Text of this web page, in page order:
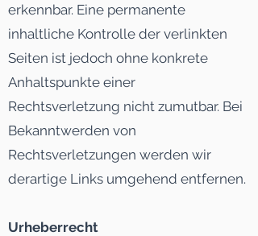
erkennbar. Eine permanente
inhaltliche Kontrolle der verlinkten
Seiten ist jedoch ohne konkrete
Anhaltspunkte einer
Rechtsverletzung nicht zumutbar. Bei
Bekanntwerden von
Rechtsverletzungen werden wir
derartige Links umgehend entfernen.
Urheberrecht